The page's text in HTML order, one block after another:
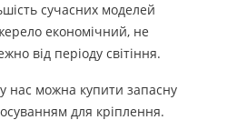
сучасних моделей
економічний, не
від періоду світіння.
нас можна купити запасну
для кріплення.